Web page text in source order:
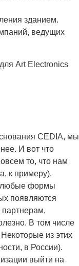
зданием.
ведущих
Art Electronics
CEDIA, мы
И вот что
то, что нам
к примеру).
любые формы
появляются
В том числе
из этих
в России).
выйти на